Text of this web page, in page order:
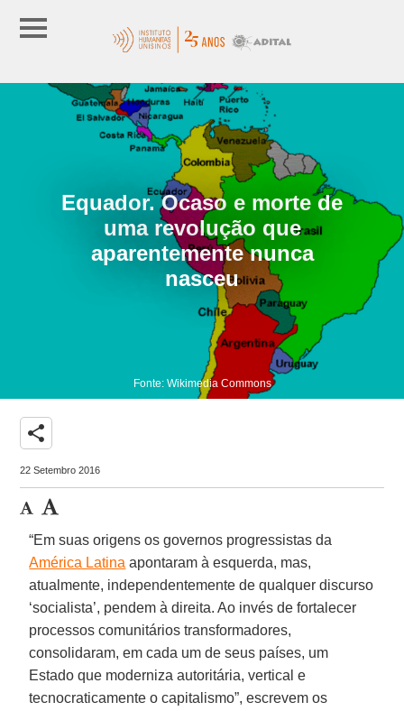
Equador. Ocaso e morte de
uma revolução que
aparentemente nunca
nasceu
Fonte: Wikimedia Commons
share
22 Setembro 2016
“Em suas origens os governos progressistas da
América Latina apontaram à esquerda, mas,
atualmente, independentemente de qualquer discurso
‘socialista’, pendem à direita. Ao invés de fortalecer
processos comunitários transformadores,
consolidaram, em cada um de seus países, um
Estado que moderniza autoritária, vertical e
tecnocraticamente o capitalismo”, escrevem os